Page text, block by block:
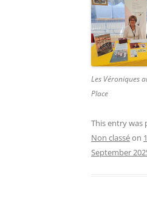
Les Véroniques
Place
This entry was
Non classéon
September